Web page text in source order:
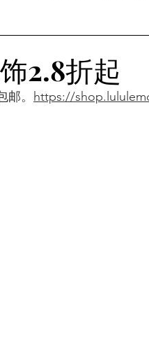
2.8折起
。 https://